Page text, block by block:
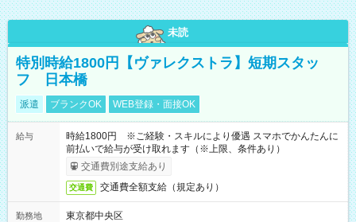
未読
特別時給1800円【ヴァレクストラ】短期スタッ
フ 日本橋
派遣 ブランクOK WEB登録・面接OK
給与
時給1800円 ※ご経験・スキルにより優遇 スマホでかんたんに
前払いで給与が受け取れます（※上限、条件あり）
交通費別途支給あり
交通費 交通費全額支給（規定あり）
勤務地
東京都中央区